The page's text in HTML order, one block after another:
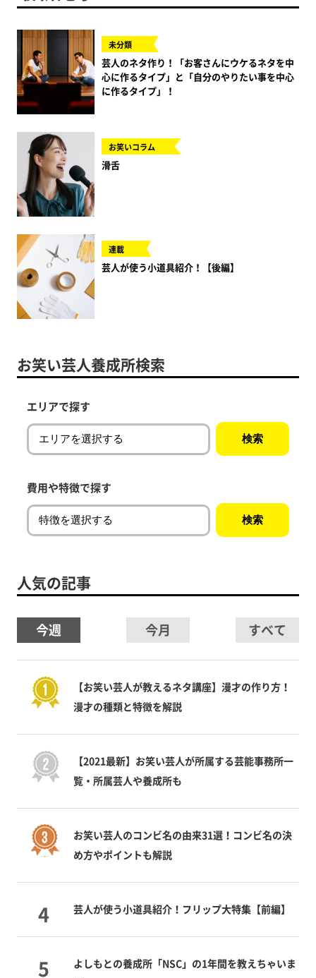
未分類
芸人のネタ作り！「お客さんにウケるネタを中
心に作るタイプ」と「自分のやりたい事を中心
に作るタイプ」！
お笑いコラム
滑舌
連載
芸人が使う小道具紹介！【後編】
お笑い芸人養成所検索
エリアで探す
費用や特徴で探す
人気の記事
今週 今月 すべて
【お笑い芸人が教えるネタ講座】漫才の作り方！
漫才の種類と特徴を解説
【2021最新】お笑い芸人が所属する芸能事務所一
覧・所属芸人や養成所も
お笑い芸人のコンビ名の由来31選！コンビ名の決
め方やポイントも解説
芸人が使う小道具紹介！フリップ大特集【前編】
よしもとの養成所「NSC」の1年間を教えちゃいま